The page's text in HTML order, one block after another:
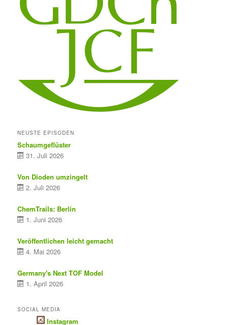
NEUSTE EPISODEN
Schaumgeflüster
31. Juli 2026
Von Dioden umzingelt
2. Juli 2026
ChemTrails: Berlin
1. Juni 2026
Veröffentlichen leicht gemacht
4. Mai 2026
Germany's Next TOF Model
1. April 2026
SOCIAL MEDIA
Instagram